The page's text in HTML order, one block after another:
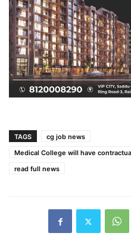
TAGS
cg job news
Medical College will have
read full news